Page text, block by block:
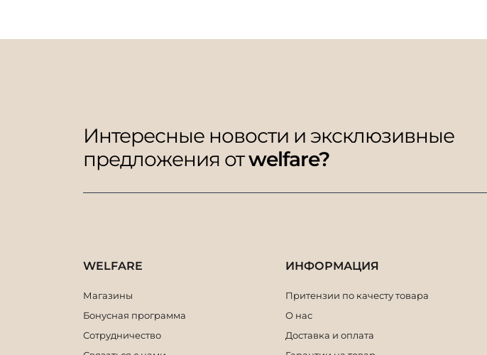
Интересные новости и эксклюзивные
предложения отwelfare?
WELFARE
Магазины
Бонусная программа
Сотрудничество
ИНФОРМАЦИЯ
Притензии по качесту товара
О нас
Доставка и оплата